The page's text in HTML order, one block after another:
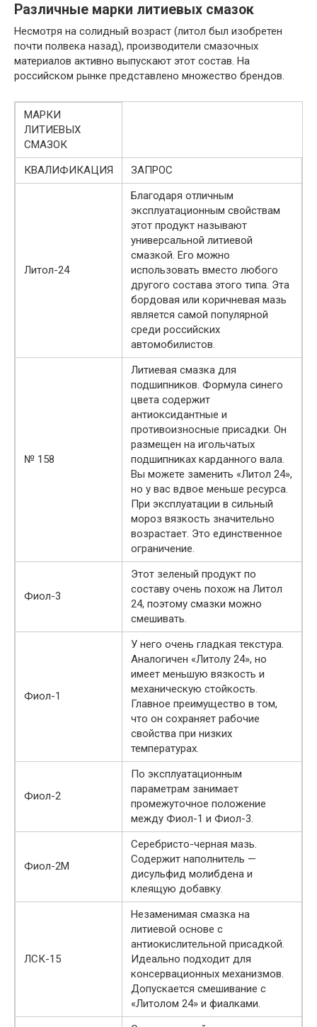
Различные марки литиевых смазок
Несмотря на солидный возраст (литол был изобретен
почти полвека назад), производители смазочных
материалов активно выпускают этот состав. На
российском рынке представлено множество брендов.
МАРКИ
ЛИТИЕВЫХ
СМАЗОК
КВАЛИФИКАЦИЯ
ЗАПРОС
Литол-24
Благодаря отличным
эксплуатационным свойствам
этот продукт называют
универсальной литиевой
смазкой. Его можно
использовать вместо любого
другого состава этого типа. Эта
бордовая или коричневая мазь
является самой популярной
среди российских
автомобилистов.
№ 158
Литиевая смазка для
подшипников. Формула синего
цвета содержит
антиоксидантные и
противоизносные присадки. Он
размещен на игольчатых
подшипниках карданного вала.
Вы можете заменить «Литол 24»,
но у вас вдвое меньше ресурса.
При эксплуатации в сильный
мороз вязкость значительно
возрастает. Это единственное
ограничение.
Фиол-3
Этот зеленый продукт по
составу очень похож на Литол
24, поэтому смазки можно
смешивать.
Фиол-1
У него очень гладкая текстура.
Аналогичен «Литолу 24», но
имеет меньшую вязкость и
механическую стойкость.
Главное преимущество в том,
что он сохраняет рабочие
свойства при низких
температурах.
Фиол-2
По эксплуатационным
параметрам занимает
промежуточное положение
между Фиол-1 и Фиол-3.
Фиол-2М
Серебристо-черная мазь.
Содержит наполнитель —
дисульфид молибдена и
клеящую добавку.
ЛСК-15
Незаменимая смазка на
литиевой основе с
антиокислительной присадкой.
Идеально подходит для
консервационных механизмов.
Допускается смешивание с
«Литолом 24» и фиалками.